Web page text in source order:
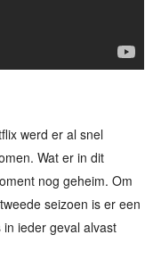
werd er al snel
Wat er in dit
nog geheim. Om
seizoen is er een
ieder geval alvast